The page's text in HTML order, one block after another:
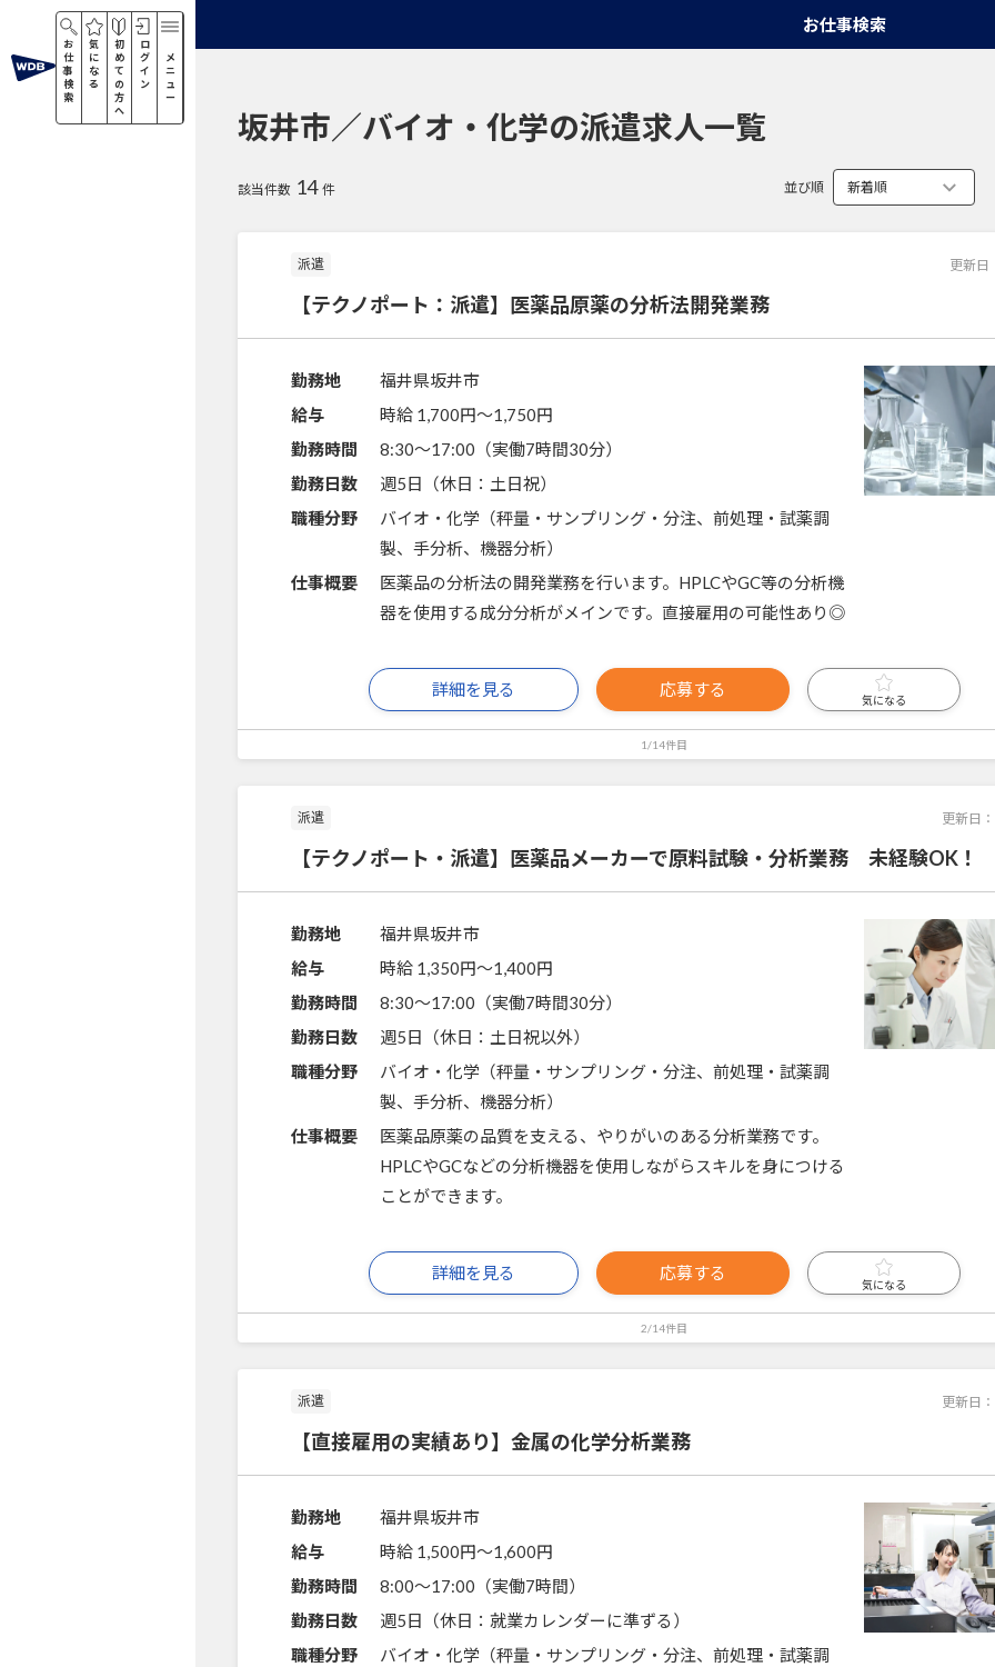
お
仕
事
検
索
気
に
な
る
初
め
て
の
方
へ
ロ
グ
イ
ン
メ
ニ
ュ
ー
お仕事検索
坂井市／バイオ・化学の派遣求人一覧
該当件数 14 件 並び順
派遣 更新日
【テクノポート：派遣】医薬品原薬の分析法開発業務
勤務地
福井県坂井市
給与
時給 1,700円〜1,750円
勤務時間
8:30～17:00（実働7時間30分）
勤務日数
週5日（休日：土日祝）
職種分野
バイオ・化学（秤量・サンプリング・分注、前処理・試薬調
製、手分析、機器分析）
仕事概要
医薬品の分析法の開発業務を行います。HPLCやGC等の分析機
器を使用する成分分析がメインです。直接雇用の可能性あり◎
詳細を見る 応募する
気になる
1/14件目
派遣 更新日：
【テクノポート・派遣】医薬品メーカーで原料試験・分析業務 未経験OK！
勤務地
福井県坂井市
給与
時給 1,350円〜1,400円
勤務時間
8:30～17:00（実働7時間30分）
勤務日数
週5日（休日：土日祝以外）
職種分野
バイオ・化学（秤量・サンプリング・分注、前処理・試薬調
製、手分析、機器分析）
仕事概要
医薬品原薬の品質を支える、やりがいのある分析業務です。
HPLCやGCなどの分析機器を使用しながらスキルを身につける
ことができます。
詳細を見る 応募する
気になる
2/14件目
派遣 更新日：
【直接雇用の実績あり】金属の化学分析業務
勤務地
福井県坂井市
給与
時給 1,500円〜1,600円
勤務時間
8:00～17:00（実働7時間）
勤務日数
週5日（休日：就業カレンダーに準ずる）
職種分野
バイオ・化学（秤量・サンプリング・分注、前処理・試薬調